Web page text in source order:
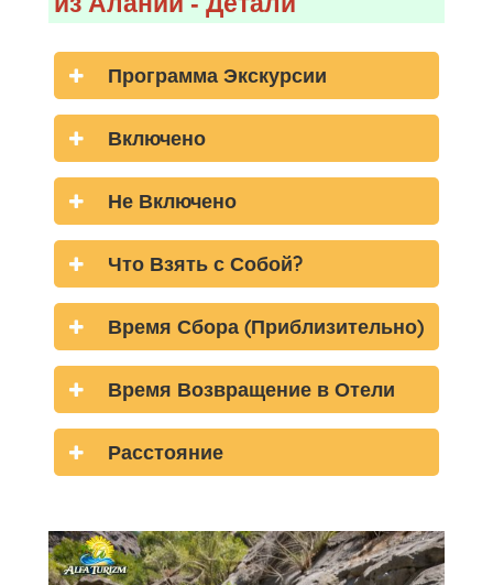
Программа Экскурсии
Включено
Не Включено
Что Взять с Собой?
Время Сбора (Приблизительно)
Время Возвращение в Отели
Расстояние